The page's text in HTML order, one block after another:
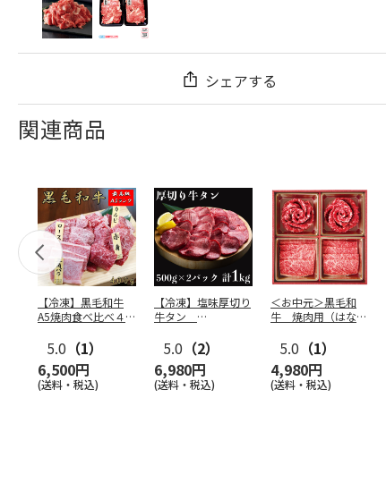
シェアする
関連商品
【冷凍】黒毛和牛
A5焼肉食べ比べ４種
5.0 （1）
6,500円
(送料・税込)
【冷凍】塩味厚切り
牛タン
kg5.0 （2）
6,980円
(送料・税込)
＜お中元＞黒毛和
牛 焼肉用（はなも
5.0 （1）
4,980円
(送料・税込)